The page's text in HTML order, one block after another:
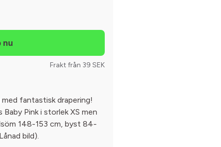
Frakt från 39 SEK
fantastisk drapering!
Pink i storlek XS men
148-153 cm, byst 84-
bild).